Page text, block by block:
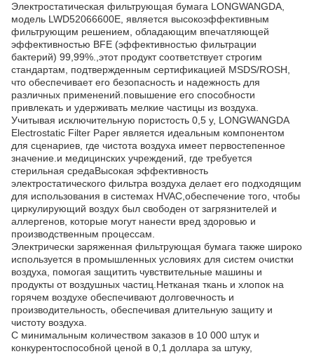
Электростатическая фильтрующая бумага LONGWANGDA,
модель LWD52066600E, является высокоэффективным
фильтрующим решением, обладающим впечатляющей
эффективностью BFE (эффективностью фильтрации
бактерий) 99,99%.,этот продукт соответствует строгим
стандартам, подтвержденным сертификацией MSDS/ROSH,
что обеспечивает его безопасность и надежность для
различных применений.повышение его способности
привлекать и удерживать мелкие частицы из воздуха.
Учитывая исключительную пористость 0,5 у, LONGWANGDA
Electrostatic Filter Paper является идеальным компонентом
для сценариев, где чистота воздуха имеет первостепенное
значение.и медицинских учреждений, где требуется
стерильная средаВысокая эффективность
электростатического фильтра воздуха делает его подходящим
для использования в системах HVAC,обеспечение того, чтобы
циркулирующий воздух был свободен от загрязнителей и
аллергенов, которые могут нанести вред здоровью и
производственным процессам.
Электрически заряженная фильтрующая бумага также широко
используется в промышленных условиях для систем очистки
воздуха, помогая защитить чувствительные машины и
продукты от воздушных частиц.Нетканая ткань и хлопок на
горячем воздухе обеспечивают долговечность и
производительность, обеспечивая длительную защиту и
чистоту воздуха.
С минимальным количеством заказов в 10 000 штук и
конкурентоспособной ценой в 0,1 доллара за штуку,